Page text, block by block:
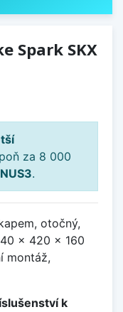
Spark SKX
za 8 000
.
otočný,
x 420 x 160
montáž,
k